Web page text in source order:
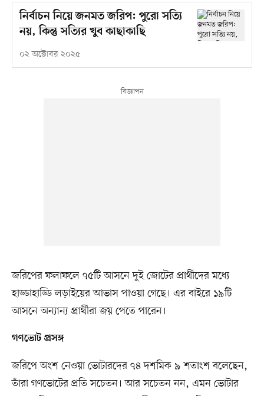
নির্বাচন নিয়ে জনমত জরিপ: পুরো সত্যি
নয়, কিন্তু সত্যির খুব কাছাকাছি
০২ অক্টোবর ২০২৫
জরিপের ফলাফলে ৭৫টি আসনে দুই জোটের প্রার্থীদের মধ্যে
হাড্ডাহাড্ডি লড়াইয়ের আভাস পাওয়া গেছে। এর বাইরে ১৯টি
আসনে অন্যান্য প্রার্থীরা জয় পেতে পারেন।
গণভোট প্রসঙ্গ
জরিপে অংশ নেওয়া ভোটারদের ৭৪ দশমিক ৯ শতাংশ বলেছেন,
তাঁরা গণভোটের প্রতি সচেতন। আর সচেতন নন, এমন ভোটার